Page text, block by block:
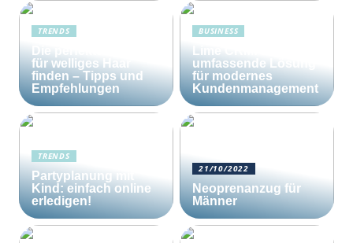
TRENDS
Die perfekte Bürste
für welliges Haar
finden – Tipps und
Empfehlungen
BUSINESS
Lime CRM: Die
umfassende Lösung
für modernes
Kundenmanagement
TRENDS
Partyplanung mit
Kind: einfach online
erledigen!
21/10/2022
Neoprenanzug für
Männer